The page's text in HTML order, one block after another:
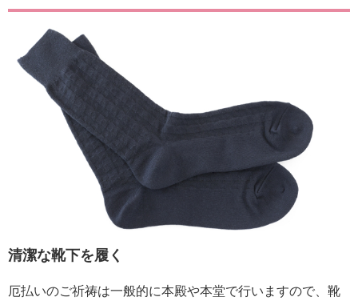
清潔な靴下を履く
厄払いのご祈祷は一般的に本殿や本堂で行いますので、靴